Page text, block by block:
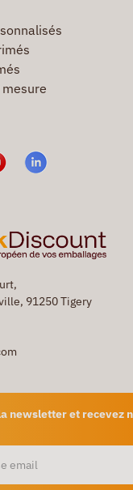
91250 Tigery
newsletter et recevez